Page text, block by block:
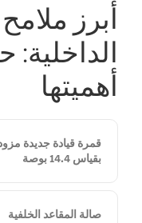
أبرز
أهميتها
بقياس 14.4 بوصة
صالة المقاعد الخلفية